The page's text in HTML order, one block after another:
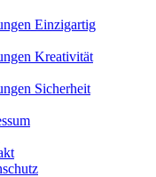
Einzigartig
Kreativität
Sicherheit